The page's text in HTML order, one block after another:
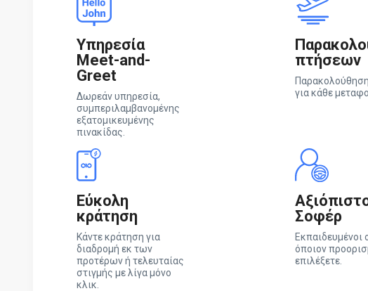
Υπηρεσία
Meet-and-
Greet
Δωρεάν υπηρεσία,
συμπεριλαμβανομένης
εξατομικευμένης
πινακίδας.
πτήσεων
για κάθε
Εύκολη
κράτηση
Κάντε κράτηση για
διαδρομή εκ των
προτέρων ή τελευταίας
στιγμής με λίγα μόνο
κλικ.
Σοφέρ
Εκπαιδευμένοι
όποιον
επιλέξετε.